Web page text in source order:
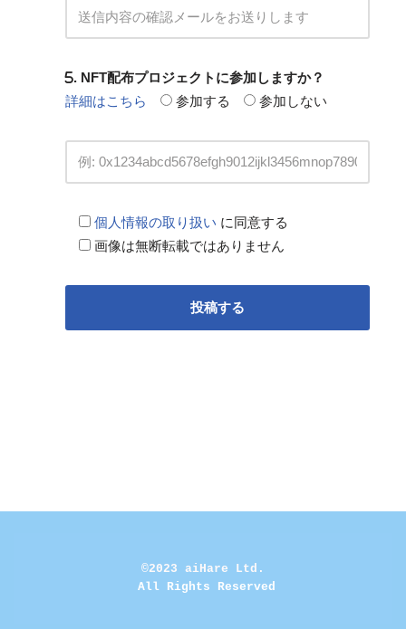
. NFT配布プロジェクトに参加しますか？
詳細はこちら
参加する 参加しない
個人情報の取り扱い に同意する
画像は無断転載ではありません
©2023 aiHare Ltd.
All Rights Reserved